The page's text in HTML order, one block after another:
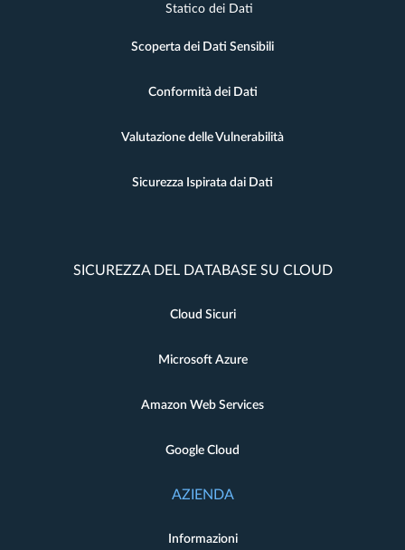
Statico dei Dati
Scoperta dei Dati Sensibili
Conformità dei Dati
Valutazione delle Vulnerabilità
Sicurezza Ispirata dai Dati
SICUREZZA DEL DATABASE SU CLOUD
Cloud Sicuri
Microsoft Azure
Amazon Web Services
Google Cloud
AZIENDA
Informazioni